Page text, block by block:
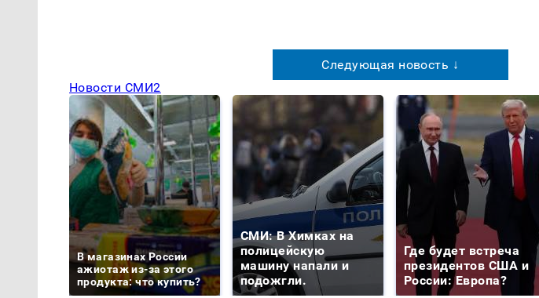
Следующая новость ↓
Новости СМИ2
В магазинах России
ажиотаж из-за этого
продукта: что купить?
СМИ: В Химках на
полицейскую
машину напали и
подожгли.
Где будет встреча
президентов США и
России: Европа?